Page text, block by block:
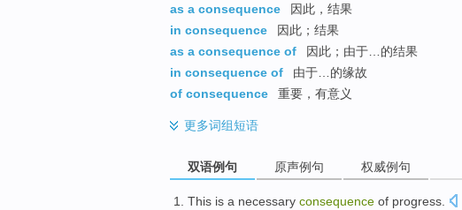
as a consequence
因此，结果
in consequence
因此；结果
as a consequence of
因此；由于…的结果
in consequence of
由于…的缘故
of consequence
重要，有意义
更多词组短语
双语例句 原声例句 权威例句
This is a necessary consequence of progress.